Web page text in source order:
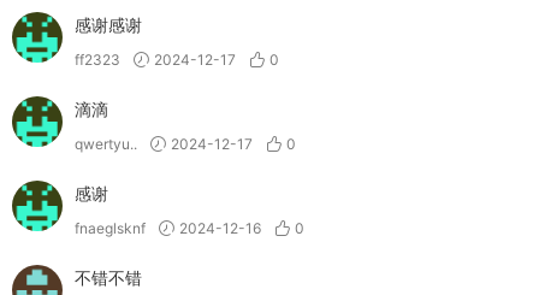
感谢感谢
ff2323 2024-12-17 0
滴滴
qwertyu.. 2024-12-17 0
感谢
fnaeglsknf 2024-12-16 0
不错不错